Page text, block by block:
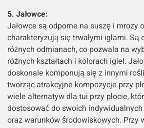
5. Jałowce:
Jałowce są odporne na suszę i mrozy
charakteryzują się trwałymi igłami. Są
różnych odmianach, co pozwala na
różnych kształtach i kolorach igieł.
doskonale komponują się z innymi
tworząc atrakcyjne kompozycje przy
wiele alternatyw dla tui przy płocie,
dostosować do swoich
oraz warunków środowiskowych. Przy